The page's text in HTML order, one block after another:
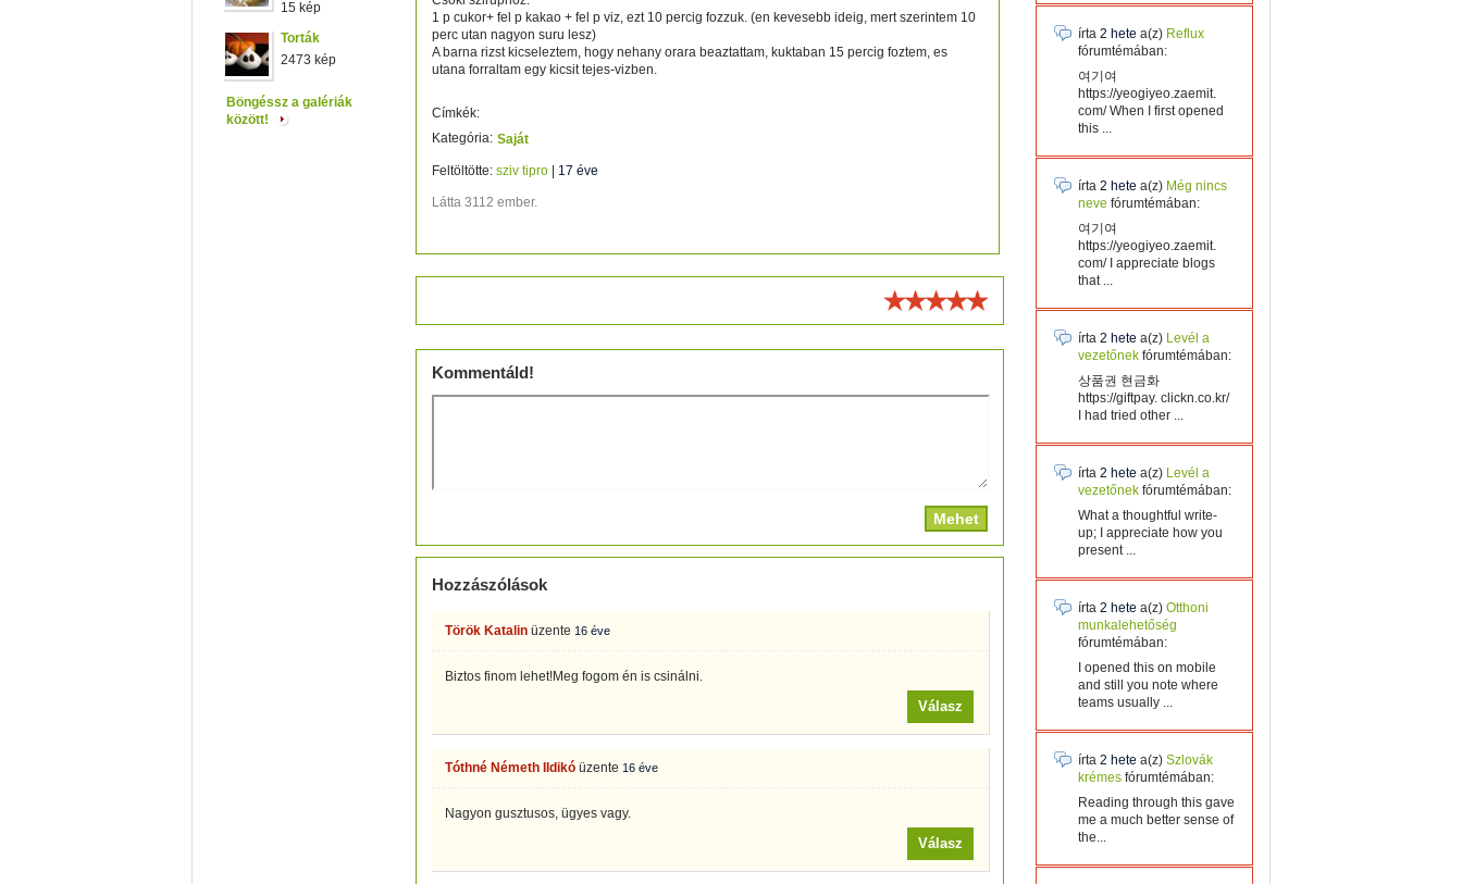
15 kép
Torták
2473 kép
Böngéssz a galériák
között!
1 p cukor+ fel p kakao + fel p viz, ezt 10 percig fozzuk. (en kevesebb ideig, mert szerintem 10
perc utan nagyon suru lesz)
A barna rizst kicseleztem, hogy nehany orara beaztattam, kuktaban 15 percig foztem, es
utana forraltam egy kicsit tejes-vizben.
Címkék:
Kategória: Saját
Feltöltötte: sziv tipro 17 éve
Látta 3112 ember.
Kommentáld!
Hozzászólások
Török Katalin üzente 16 éve
Biztos finom lehet!Meg fogom én is csinálni.
Válasz
Tóthné Németh Ildikó üzente 16 éve
Nagyon gusztusos, ügyes vagy.
Válasz
írta 2 hete a(z) Reflux
fórumtémában:
여기여
https://yeogiyeo.zaemit.
com/ When I first opened
this ...
írta 2 hete a(z) Még nincs
neve fórumtémában:
여기여
https://yeogiyeo.zaemit.
com/ I appreciate blogs
that ...
írta 2 hete a(z) Levél a
vezetőnek fórumtémában:
상품권 현금화
https://giftpay. clickn.co.kr/
I had tried other ...
írta 2 hete a(z) Levél a
vezetőnek fórumtémában:
What a thoughtful write-
up; I appreciate how you
present ...
írta 2 hete a(z) Otthoni
munkalehetőség
fórumtémában:
I opened this on mobile
and still you note where
teams usually ...
írta 2 hete a(z) Szlovák
krémes fórumtémában:
Reading through this gave
me a much better sense of
the...